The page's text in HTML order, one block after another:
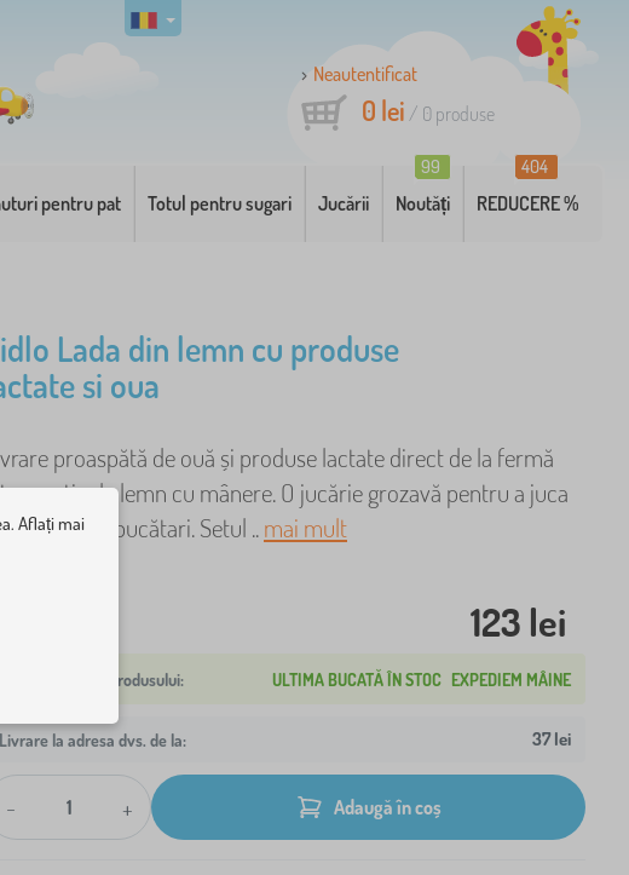
Neautentificat
0 lei / 0 produse
pentru pat Totul pentru sugari Jucării Noutăți
99
REDUCERE %
404
Lada din lemn cu produse
si oua
proaspătă de ouă și produse lactate direct de la fermă
o cutie de lemn cu mânere. O jucărie grozavă pentru a juca
sau bucătari. Setul ..mai mult
123 lei
ULTIMA BUCATĂ ÎN STOC EXPEDIEM MÂINE
Livrare la adresa dvs. de la: 37 lei
- + Adaugă în coș
Aflați mai